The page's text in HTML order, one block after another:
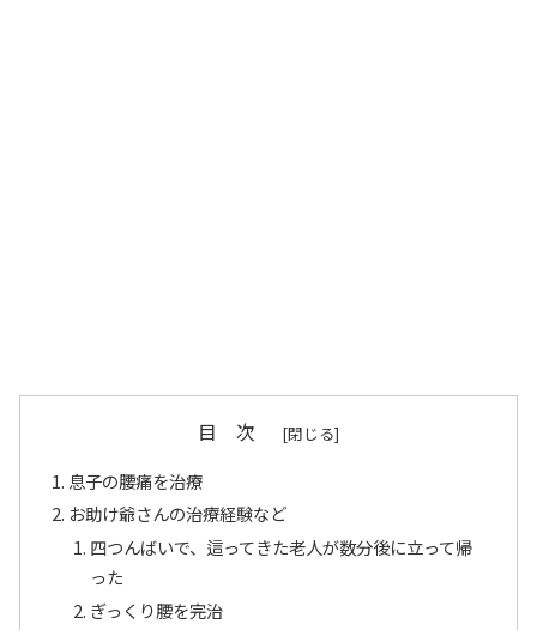
目 次
息子の腰痛を治療
お助け爺さんの治療経験など
四つんばいで、這ってきた老人が数分後に立って帰
った
ぎっくり腰を完治